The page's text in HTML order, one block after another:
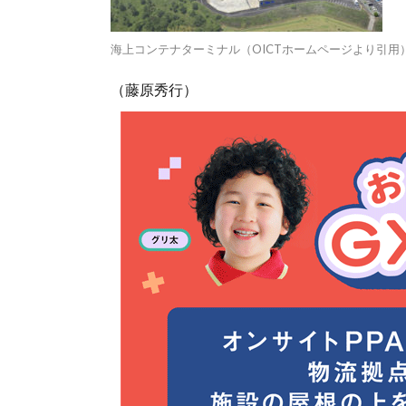
海上コンテナターミナル（OICTホームページより引用
（藤原秀行）